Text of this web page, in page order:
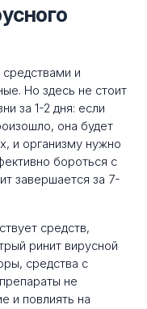
и
Но здесь не стоит
за 1-2 дня: если
она будет
и организму нужно
бороться с
завершается за 7-
средств,
ринит вирусной
средства с
не
и повлиять на